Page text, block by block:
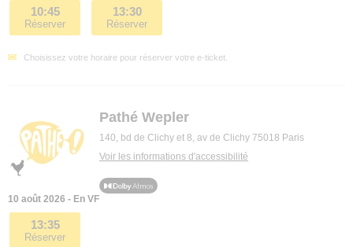
10:45
Réserver
13:30
Réserver
Choisissez votre horaire pour réserver votre e-ticket.
Pathé Wepler
140, bd de Clichy et 8, av de Clichy 75018 Paris
Voir les informations d'accessibilité
10 août 2026 - En VF
13:35
Réserver